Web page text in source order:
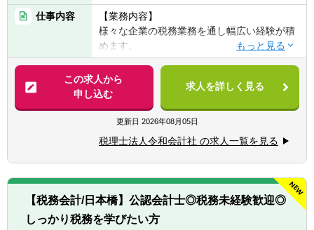
かの経験を有する方となります。
【歓迎】
■税理士資格保有者
■官報合格者
仕事内容
【業務内容】
様々な企業の税務業務を通し幅広い経験が積
めます。
・税務相談、コンサルティング業務（連結納
税や組織再編等）
・税務デューデリジェンス
・各種税務申告書作成
・年末調整、確定申告業務
・法人設立に関する手続き及び届出
【同社で働くポイント】
・大手・上場企業の税務を経験することがで
きます。
・一部ではなくクライアントの税務に一環し
この求人から
申し込む
求人を詳しく見る
更新日 2026年08月05日
税理士法人令和会計社 の求人一覧を見る
【税務会計/日本橋】公認会計士◎税務未経験歓迎◎
しっかり税務を学びたい方